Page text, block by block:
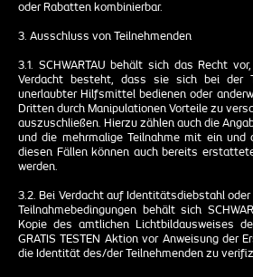
oder Rabatten kombinierbar.
3. Ausschluss von Teilnehmenden
3.1. SCHWARTAU behält sich das Recht
Verdacht besteht, dass sie sich bei der
unerlaubter Hilfsmittel bedienen oder
Dritten durch Manipulationen Vorteile zu
auszuschließen. Hierzu zählen auch die
und die mehrmalige Teilnahme mit ein und
diesen Fällen können auch bereits
werden.
3.2. Bei Verdacht auf Identitätsdiebstahl
Teilnahmebedingungen behält sich
Kopie des amtlichen Lichtbildausweises
GRATIS TESTEN Aktion vor Anweisung der
die Identität des/der Teilnehmenden zu